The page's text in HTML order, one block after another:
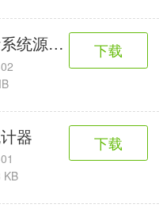
统源代码 (.Net 1.1)
下载
器
KB
下载